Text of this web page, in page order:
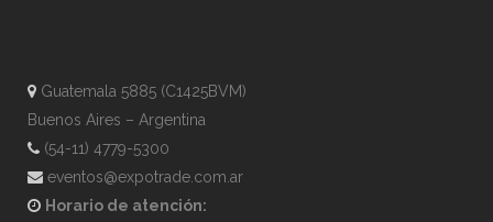
Guatemala 5885 (C1425BVM)
Buenos Aires – Argentina
(54-11) 4779-5300
eventos@expotrade.com.ar
Horario de atención: